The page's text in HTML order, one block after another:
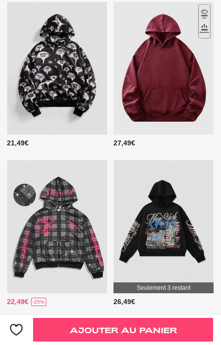
21,49€ 27,49€
22,49€ -25%
Seulement 3 restant
26,49€
Seulement 3 restant
AJOUTER AU PANIER